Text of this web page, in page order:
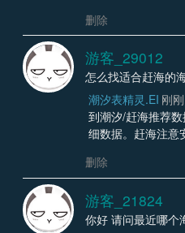
删除
游客_29012
怎么找适合赶海的
潮汐表精灵.EI 刚刚
到潮汐/赶海推荐
细数据。赶海注意
删除
游客_21824
你好 请问最近哪个